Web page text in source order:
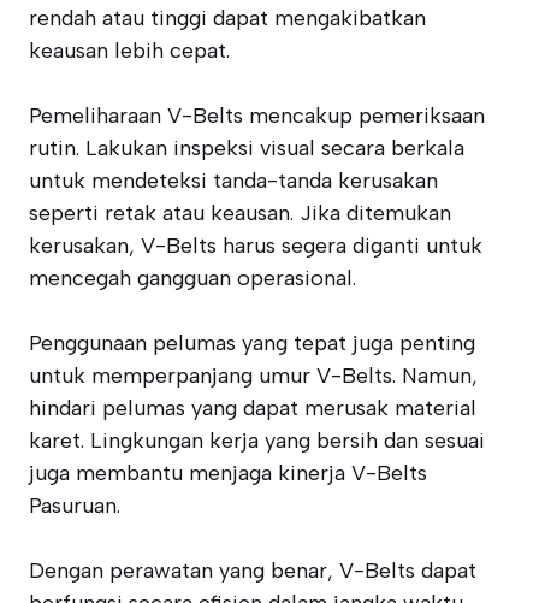
rendah atau tinggi dapat mengakibatkan
keausan lebih cepat.
Pemeliharaan V-Belts mencakup pemeriksaan
rutin. Lakukan inspeksi visual secara berkala
untuk mendeteksi tanda-tanda kerusakan
seperti retak atau keausan. Jika ditemukan
kerusakan, V-Belts harus segera diganti untuk
mencegah gangguan operasional.
Penggunaan pelumas yang tepat juga penting
untuk memperpanjang umur V-Belts. Namun,
hindari pelumas yang dapat merusak material
karet. Lingkungan kerja yang bersih dan sesuai
juga membantu menjaga kinerja V-Belts
Pasuruan.
Dengan perawatan yang benar, V-Belts dapat